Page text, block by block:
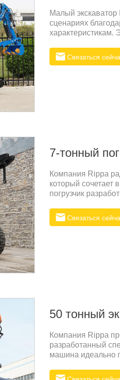
Малый
сценариях
характеристикам.
среды и
Rippa имеют
Связаться
7-тонный
Компания Rippa
который сочетает
погрузчик
логистических
конструкция
Связаться
50 тонный
Компания Rippa
разработанный
машина идеально